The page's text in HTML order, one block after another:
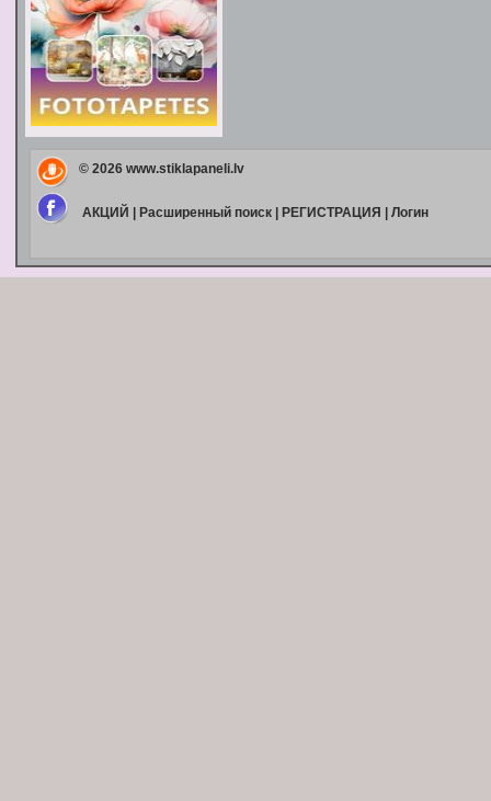
© 2026 www.stiklapaneli.lv
АКЦИЙ Расширенный поиск| РЕГИСТРАЦИЯ Логин